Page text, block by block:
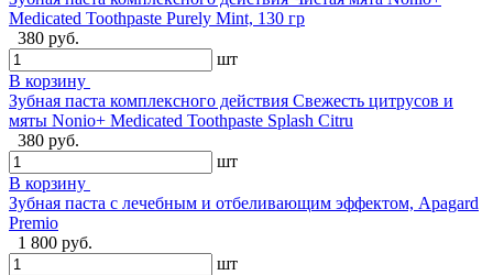
Medicated Toothpaste Purely Mint, 130 гр
380 руб.
шт
В корзину
Зубная паста комплексного действия Свежесть цитрусов и
мяты Nonio+ Medicated Toothpaste Splash Citru
380 руб.
шт
В корзину
Зубная паста с лечебным и отбеливающим эффектом, Apagard
Premio
1 800 руб.
шт